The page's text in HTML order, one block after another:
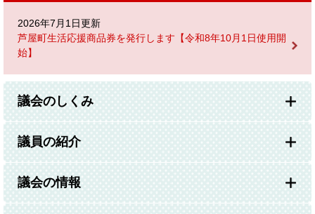
2026年7月1日更新
芦屋町生活応援商品券を発行します【令和8年10月1日使用開
始】
議会のしくみ
議員の紹介
議会の情報